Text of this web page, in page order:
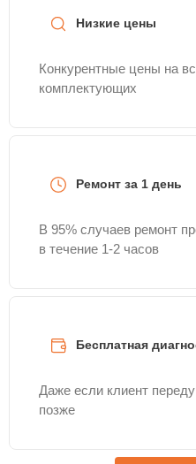
Низкие цены
Конкурентные цены на
комплектующих
Ремонт за 1 день
В 95% случаев ремонт
в течение 1-2 часов
Бесплатная
Даже если клиент
позже